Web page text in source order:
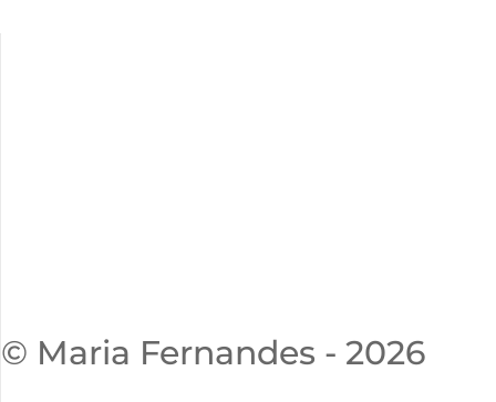
© Maria Fernandes - 2026